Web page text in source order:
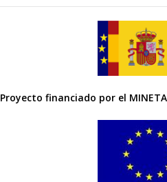
Proyecto financiado por el